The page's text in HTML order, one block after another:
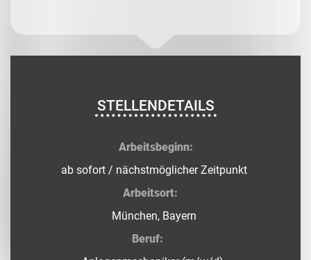
STELLENDETAILS
Arbeitsbeginn:
ab sofort / nächstmöglicher Zeitpunkt
Arbeitsort:
München, Bayern
Beruf: